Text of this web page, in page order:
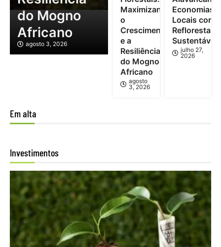
do Mogno
Africano
agosto 3, 2026
Maximizando
o
Crescimento
e a
Resiliência
do Mogno
Africano
agosto
3, 2026
Economias
Locais com
Sustentável
julho 27,
2026
Em alta
Investimentos